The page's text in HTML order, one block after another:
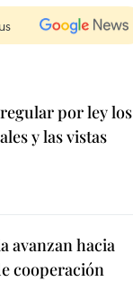
por ley los
y las vistas
avanzan hacia
cooperación